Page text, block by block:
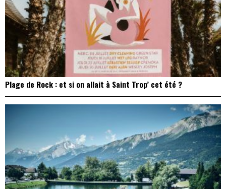
Plage de Rock : et si on allait à Saint Trop’ cet été ?